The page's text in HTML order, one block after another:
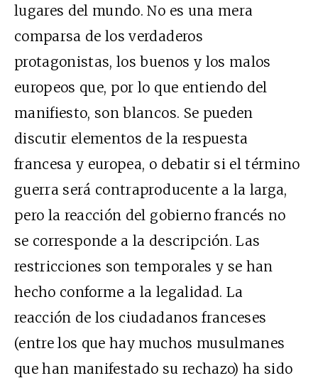
lugares del mundo. No es una mera
comparsa de los verdaderos
protagonistas, los buenos y los malos
europeos que, por lo que entiendo del
manifiesto, son blancos. Se pueden
discutir elementos de la respuesta
francesa y europea, o debatir si el término
guerra será contraproducente a la larga,
pero la reacción del gobierno francés no
se corresponde a la descripción. Las
restricciones son temporales y se han
hecho conforme a la legalidad. La
reacción de los ciudadanos franceses
(entre los que hay muchos musulmanes
que han manifestado su rechazo) ha sido